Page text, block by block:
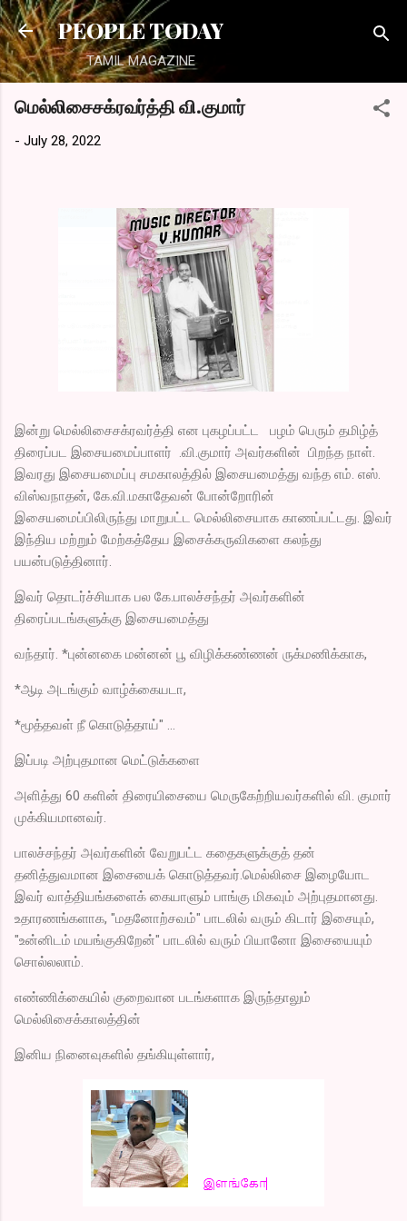
Skip to main content
PEOPLE TODAY
TAMIL MAGAZINE
மெல்லிசைசக்ரவர்த்தி வி.குமார்
- July 28, 2022
இன்று மெல்லிசைசக்ரவர்த்தி என புகழப்பட்ட பழம் பெரும் தமிழ்த்
திரைப்பட இசையமைப்பாளர் .வி.குமார் அவர்களின் பிறந்த நாள்.
இவரது இசையமைப்பு சமகாலத்தில் இசையமைத்து வந்த எம். எஸ்.
விஸ்வநாதன், கே.வி.மகாதேவன் போன்றோரின்
இசையமைப்பிலிருந்து மாறுபட்ட மெல்லிசையாக காணப்பட்டது. இவர்
இந்திய மற்றும் மேற்கத்தேய இசைக்கருவிகளை கலந்து
பயன்படுத்தினார்.
இவர் தொடர்ச்சியாக பல கே.பாலச்சந்தர் அவர்களின்
திரைப்படங்களுக்கு இசையமைத்து
வந்தார். *புன்னகை மன்னன் பூ விழிக்கண்ணன் ருக்மணிக்காக,
*ஆடி அடங்கும் வாழ்க்கையடா,
*மூத்தவள் நீ கொடுத்தாய்" ...
இப்படி அற்புதமான மெட்டுக்களை
அளித்து 60 களின் திரையிசையை மெருகேற்றியவர்களில் வி. குமார்
முக்கியமானவர்.
பாலச்சந்தர் அவர்களின் வேறுபட்ட கதைகளுக்குத் தன்
தனித்துவமான இசையைக் கொடுத்தவர்.மெல்லிசை இழையோட
இவர் வாத்தியங்களைக் கையாளும் பாங்கு மிகவும் அற்புதமானது.
உதாரணங்களாக, "மதனோற்சவம்" பாடலில் வரும் கிடார் இசையும்,
"உன்னிடம் மயங்குகிறேன்" பாடலில் வரும் பியானோ இசையையும்
சொல்லலாம்.
எண்ணிக்கையில் குறைவான படங்களாக இருந்தாலும்
மெல்லிசைக்காலத்தின்
இனிய நினைவுகளில் தங்கியுள்ளார்,